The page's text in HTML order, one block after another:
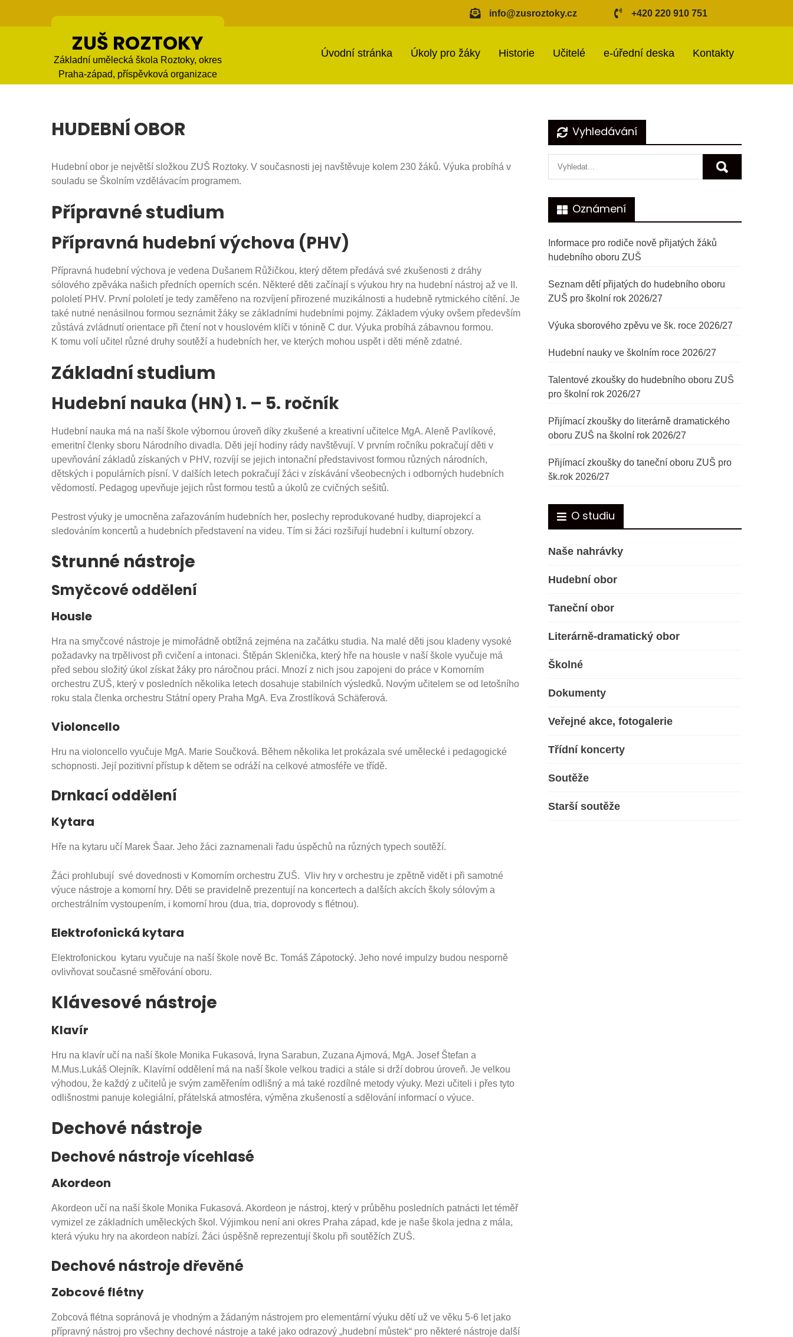
info@zusroztoky.cz +420 220 910 751
ZUŠ ROZTOKY
Základní umělecká škola Roztoky, okres
Praha-západ, příspěvková organizace
Úvodní stránka Úkoly pro žáky Historie Učitelé e-úřední deska Kontakty
HUDEBNÍ OBOR
Hudební obor je největší složkou ZUŠ Roztoky. V současnosti jej navštěvuje kolem 230 žáků. Výuka probíhá v
souladu se Školním vzdělávacím programem.
Přípravné studium
Přípravná hudební výchova (PHV)
Přípravná hudební výchova je vedena Dušanem Růžičkou, který dětem předává své zkušenosti z dráhy
sólového zpěváka našich předních operních scén. Některé děti začínají s výukou hry na hudební nástroj až ve II.
pololetí PHV. První pololetí je tedy zaměřeno na rozvíjení přirozené muzikálnosti a hudebně rytmického cítění. Je
také nutné nenásilnou formou seznámit žáky se základními hudebními pojmy. Základem výuky ovšem především
zůstává zvládnutí orientace při čtení not v houslovém klíči v tónině C dur. Výuka probíhá zábavnou formou.
K tomu volí učitel různé druhy soutěží a hudebních her, ve kterých mohou uspět i děti méně zdatné.
Základní studium
Hudební nauka (HN) 1. – 5. ročník
Hudební nauka má na naší škole výbornou úroveň díky zkušené a kreativní učitelce MgA. Aleně Pavlíkové,
emeritní členky sboru Národního divadla. Děti její hodiny rády navštěvují. V prvním ročníku pokračují děti v
upevňování základů získaných v PHV, rozvíjí se jejich intonační představivost formou různých národních,
dětských i populárních písní. V dalších letech pokračují žáci v získávání všeobecných i odborných hudebních
vědomostí. Pedagog upevňuje jejich růst formou testů a úkolů ze cvičných sešitů.
Pestrost výuky je umocněna zařazováním hudebních her, poslechy reprodukované hudby, diaprojekcí a
sledováním koncertů a hudebních představení na videu. Tím si žáci rozšiřují hudební i kulturní obzory.
Strunné nástroje
Smyčcové oddělení
Housle
Hra na smyčcové nástroje je mimořádně obtížná zejména na začátku studia. Na malé děti jsou kladeny vysoké
požadavky na trpělivost při cvičení a intonaci. Štěpán Sklenička, který hře na housle v naší škole vyučuje má
před sebou složitý úkol získat žáky pro náročnou práci. Mnozí z nich jsou zapojeni do práce v Komorním
orchestru ZUŠ, který v posledních několika letech dosahuje stabilních výsledků. Novým učitelem se od letošního
roku stala členka orchestru Státní opery Praha MgA. Eva Zrostlíková Schäferová.
Violoncello
Hru na violoncello vyučuje MgA. Marie Součková. Během několika let prokázala své umělecké i pedagogické
schopnosti. Její pozitivní přístup k dětem se odráží na celkové atmosféře ve třídě.
Drnkací oddělení
Kytara
Hře na kytaru učí Marek Šaar. Jeho žáci zaznamenali řadu úspěchů na různých typech soutěží.
Žáci prohlubují své dovednosti v Komorním orchestru ZUŠ. Vliv hry v orchestru je zpětně vidět i při samotné
výuce nástroje a komorní hry. Děti se pravidelně prezentují na koncertech a dalších akcích školy sólovým a
orchestrálním vystoupením, i komorní hrou (dua, tria, doprovody s flétnou).
Elektrofonická kytara
Elektrofonickou kytaru vyučuje na naší škole nově Bc. Tomáš Zápotocký. Jeho nové impulzy budou nesporně
ovlivňovat současné směřování oboru.
Klávesové nástroje
Klavír
Hru na klavír učí na naší škole Monika Fukasová, Iryna Sarabun, Zuzana Ajmová, MgA. Josef Štefan a
M.Mus.Lukáš Olejník. Klavírní oddělení má na naší škole velkou tradici a stále si drží dobrou úroveň. Je velkou
výhodou, že každý z učitelů je svým zaměřením odlišný a má také rozdílné metody výuky. Mezi učiteli i přes tyto
odlišnostmi panuje kolegiální, přátelská atmosféra, výměna zkušeností a sdělování informací o výuce.
Dechové nástroje
Dechové nástroje vícehlasé
Akordeon
Akordeon učí na naší škole Monika Fukasová. Akordeon je nástroj, který v průběhu posledních patnácti let téměř
vymizel ze základních uměleckých škol. Výjimkou není ani okres Praha západ, kde je naše škola jedna z mála,
která výuku hry na akordeon nabízí. Žáci úspěšně reprezentují školu při soutěžích ZUŠ.
Dechové nástroje dřevěné
Zobcové flétny
Zobcová flétna sopránová je vhodným a žádaným nástrojem pro elementární výuku dětí už ve věku 5-6 let jako
přípravný nástroj pro všechny dechové nástroje a také jako odrazový „hudební můstek“ pro některé nástroje další
Vyhledávání
Oznámení
Informace pro rodiče nově přijatých žáků
hudebního oboru ZUŠ
Seznam dětí přijatých do hudebního oboru
ZUŠ pro školní rok 2026/27
Výuka sborového zpěvu ve šk. roce 2026/27
Hudební nauky ve školním roce 2026/27
Talentové zkoušky do hudebního oboru ZUŠ
pro školní rok 2026/27
Přijímací zkoušky do literárně dramatického
oboru ZUŠ na školní rok 2026/27
Přijímací zkoušky do taneční oboru ZUŠ pro
šk.rok 2026/27
O studiu
Naše nahrávky
Hudební obor
Taneční obor
Literárně-dramatický obor
Školné
Dokumenty
Veřejné akce, fotogalerie
Třídní koncerty
Soutěže
Starší soutěže